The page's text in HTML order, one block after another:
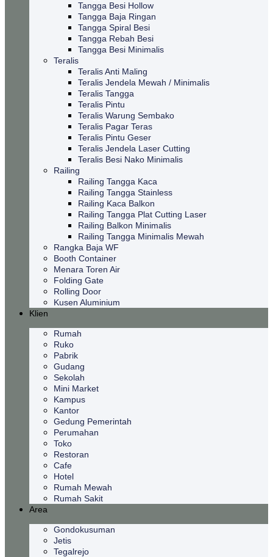
Tangga Besi Hollow
Tangga Baja Ringan
Tangga Spiral Besi
Tangga Rebah Besi
Tangga Besi Minimalis
Teralis
Teralis Anti Maling
Teralis Jendela Mewah / Minimalis
Teralis Tangga
Teralis Pintu
Teralis Warung Sembako
Teralis Pagar Teras
Teralis Pintu Geser
Teralis Jendela Laser Cutting
Teralis Besi Nako Minimalis
Railing
Railing Tangga Kaca
Railing Tangga Stainless
Railing Kaca Balkon
Railing Tangga Plat Cutting Laser
Railing Balkon Minimalis
Railing Tangga Minimalis Mewah
Rangka Baja WF
Booth Container
Menara Toren Air
Folding Gate
Rolling Door
Kusen Aluminium
Klien
Rumah
Ruko
Pabrik
Gudang
Sekolah
Mini Market
Kampus
Kantor
Gedung Pemerintah
Perumahan
Toko
Restoran
Cafe
Hotel
Rumah Mewah
Rumah Sakit
Area
Gondokusuman
Jetis
Tegalrejo